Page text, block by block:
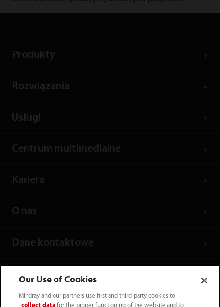
Produkty
Rozwiązania
Usługi
Centrum multimedialne
Kariera
O nas
Dane kontaktowe
Our Use of Cookies
Mindray and our partners use first and third-party cookies to
collect data for the proper functioning of the website and to